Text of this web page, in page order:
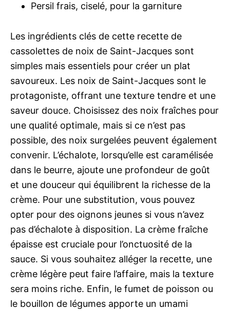
Persil frais, ciselé, pour la garniture
Les ingrédients clés de cette recette de
cassolettes de noix de Saint-Jacques sont
simples mais essentiels pour créer un plat
savoureux. Les noix de Saint-Jacques sont le
protagoniste, offrant une texture tendre et une
saveur douce. Choisissez des noix fraîches pour
une qualité optimale, mais si ce n’est pas
possible, des noix surgelées peuvent également
convenir. L’échalote, lorsqu’elle est caramélisée
dans le beurre, ajoute une profondeur de goût
et une douceur qui équilibrent la richesse de la
crème. Pour une substitution, vous pouvez
opter pour des oignons jeunes si vous n’avez
pas d’échalote à disposition. La crème fraîche
épaisse est cruciale pour l’onctuosité de la
sauce. Si vous souhaitez alléger la recette, une
crème légère peut faire l’affaire, mais la texture
sera moins riche. Enfin, le fumet de poisson ou
le bouillon de légumes apporte un umami